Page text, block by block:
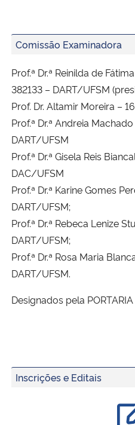
Comissão Examinadora
Prof.ª Dr.ª Reinilda de
382133 – DART/UFSM
Prof. Dr. Altamir Moreira –
Prof.ª Dr.ª Andreia
DART/UFSM
Prof.ª Dr.ª Gisela Reis
DAC/UFSM
Prof.ª Dr.ª Karine Gomes
DART/UFSM;
Prof.ª Dr.ª Rebeca Lenize
DART/UFSM;
Prof.ª Dr.ª Rosa Maria
DART/UFSM.
Designados pela
Inscrições e Editais